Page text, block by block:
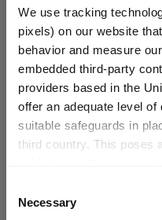
We use tracking
pixels) on our website
behavior and measure
embedded third-party
providers based in the
offer an adequate level
suitable safeguards in
third country. This poses
purposes and combine it
Selection
Necessary
Fahrbetrieb
werden darf.
stellt sich damit
ich mein
Fahrgäste,
entsprechend
unterzubringen,
Fahrzeug
wir Dir